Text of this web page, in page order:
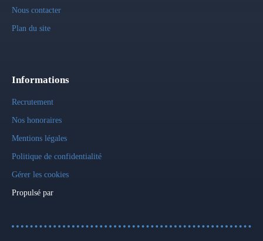
Nous contacter
Plan du site
Informations
Recrutement
Nos honoraires
Mentions légales
Politique de confidentialité
Gérer les cookies
Propulsé par